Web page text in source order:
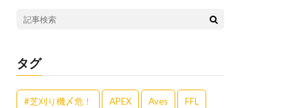
タグ
#芝刈り機〆危！ APEX Aves FFL